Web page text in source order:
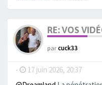
RE: VOS
parcuck33
- 17 juin 2026, 20:37